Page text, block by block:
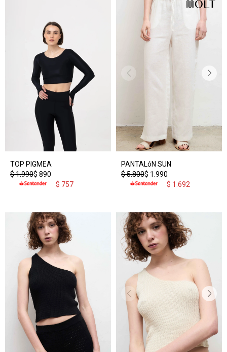
TOP PIGMEA
$ 890
$1.990
$ 757
PANTALóN SUN
$ 1.990
$5.800
$ 1.692